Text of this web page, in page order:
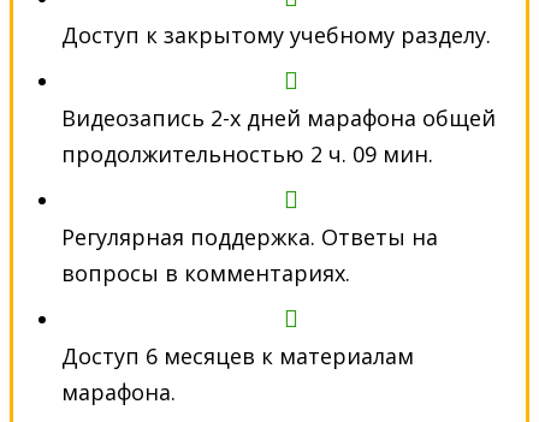
Доступ к закрытому учебному разделу.
Видеозапись 2-х дней марафона общей
продолжительностью 2 ч. 09 мин.
Регулярная поддержка. Ответы на
вопросы в комментариях.
Доступ 6 месяцев к материалам
марафона.